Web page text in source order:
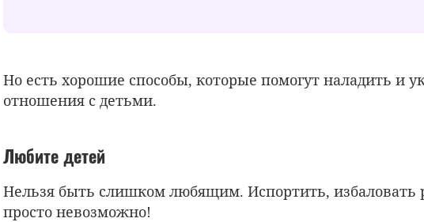
Но есть хорошие способы, которые помогут наладить и
отношения с детьми.
Любите детей
Нельзя быть слишком любящим. Испортить, избаловать
просто невозможно!